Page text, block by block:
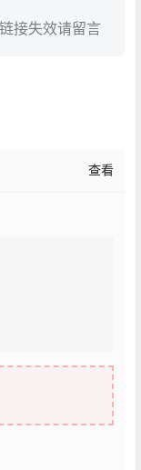
接失效请留言
查看